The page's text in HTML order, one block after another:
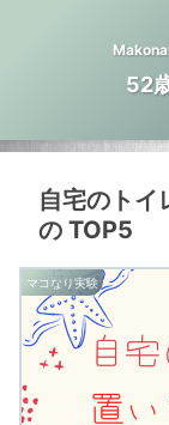
52
自宅のトイ
の TOP5
マコなり実験